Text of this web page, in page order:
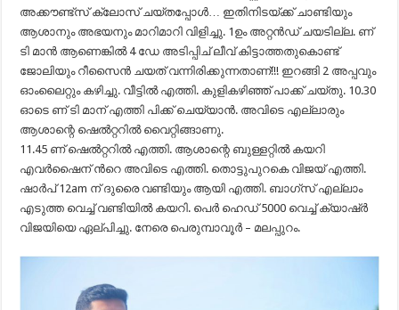
അക്കൗണ്ട്സ് ക്ലോസ് ചയ്തപ്പോൾ… ഇതിനിടയ്ക്ക് ചാണ്ടിയും
ആശാനും അഭയനും മാറിമാറി വിളിച്ചു. 1ഉം അറ്റൻഡ് ചയടില്ല. ണ്
ടി മാൻ ആണെങ്കിൽ 4 ഡേ അടിപ്പിച് ലീവ് കിട്ടാത്തതുകൊണ്ട്
ജോലിയും റീസൈൻ ചയത് വന്നിരിക്കുന്നതാണ്‌!!! ഇറങ്ങി 2 അപ്പവും
ഓംലൈറ്റും കഴിച്ചു. വീട്ടിൽ എത്തി. കുളികഴിഞ്ഞ് പാക്ക് ചയ്തു. 10.30
ഓടെ ണ് ടി മാന് എത്തി പിക്ക് ചെയ്യാൻ. അവിടെ എല്ലാരും
ആശാന്റെ ഷെൽറ്ററിൽ വൈറ്റിങ്ങാണു.
11.45 ണ് ഷെൽറ്ററിൽ എത്തി. ആശാന്റെ ബുള്ളറ്റിൽ കയറി
എവർഷൈന് ൻറെ അവിടെ എത്തി. തൊട്ടുപുറകെ വിജയ് എത്തി.
ഷാർപ് 12am ന് ദുരൈ വണ്ടിയും ആയി എത്തി. ബാഗ്‌സ് എല്ലാം
എടുത്ത വെച്ച് വണ്ടിയിൽ കയറി. പെർ ഹെഡ് 5000 വെച്ച് ക്യാഷ്ർ
വിജയിയെ ഏല്പിച്ചു. നേരെ പെരുമ്പാവൂർ – മലപ്പുറം.